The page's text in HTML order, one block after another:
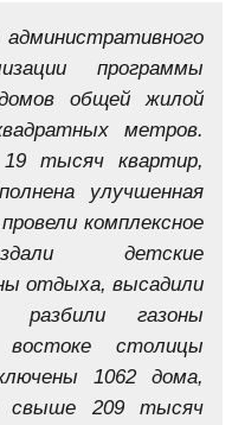
программы
общей жилой
метров.
тысяч квартир,
улучшенная
комплексное
детские
отдыха, высадили
разбили газоны
столицы
1062 дома,
свыше 209 тысяч